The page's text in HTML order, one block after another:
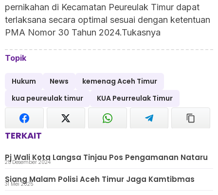
pernikahan di Kecamatan Peureulak Timur dapat
terlaksana secara optimal sesuai dengan ketentuan
PMA Nomor 30 Tahun 2024.Tukasnya
Topik
Hukum News
kemenag Aceh Timur
kua peureulak timur
KUA Peurreulak Timur
TERKAIT
Pj Wali Kota Langsa Tinjau Pos Pengamanan Nataru
25 Desember 2024
Siang Malam Polisi Aceh Timur Jaga Kamtibmas
31 Mei 2025